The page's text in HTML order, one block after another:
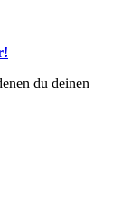
du deinen